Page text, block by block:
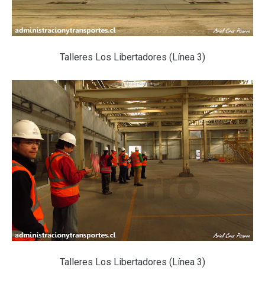
Talleres Los Libertadores (Línea 3)
Talleres Los Libertadores (Línea 3)